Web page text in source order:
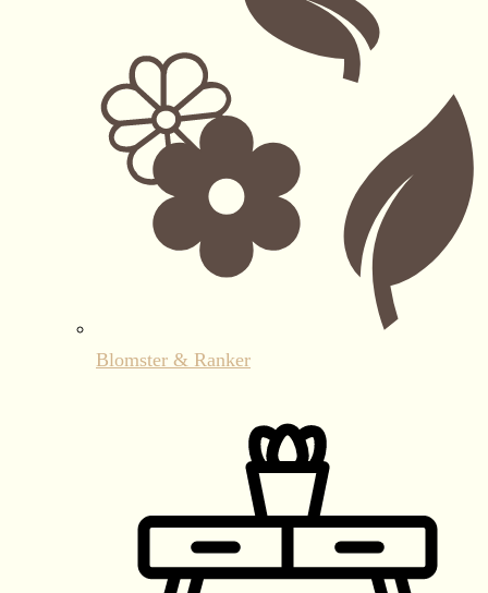
Blomster & Ranker